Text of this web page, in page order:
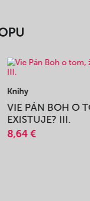
Knihy
VIE PÁN BOH O
EXISTUJE? III.
8,64 €